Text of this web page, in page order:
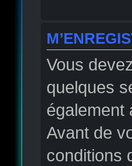
Vous
quelques
également
Avant de
conditions